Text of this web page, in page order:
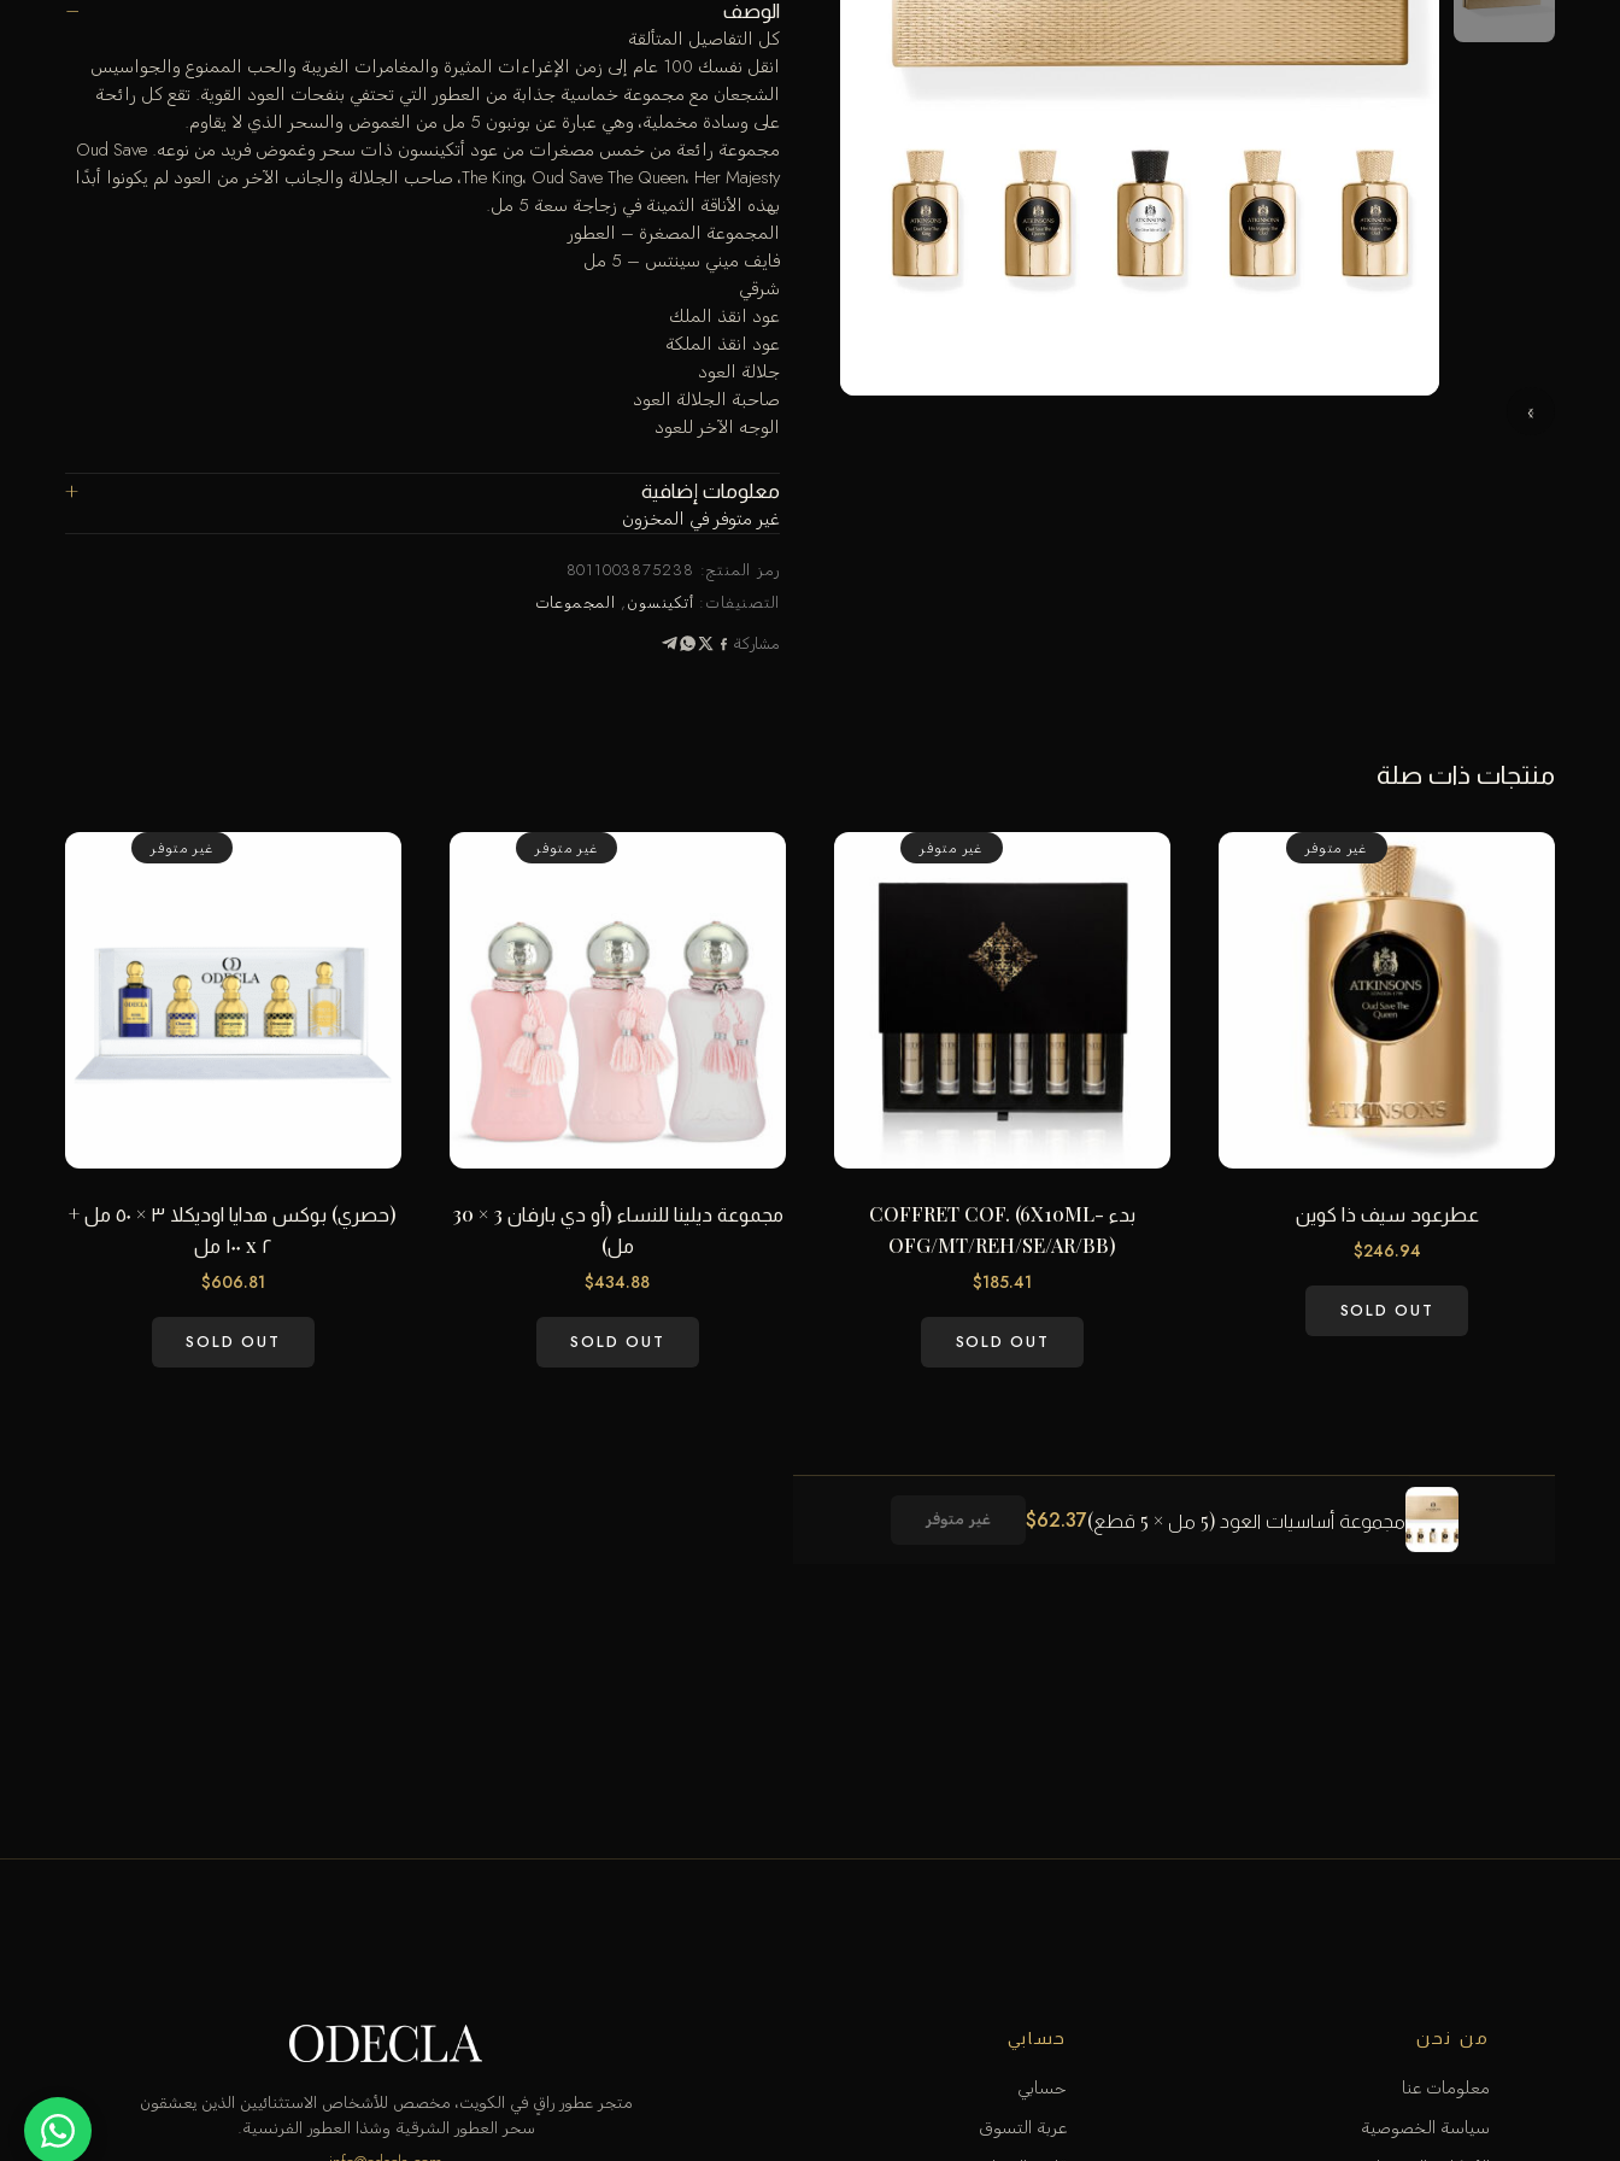
الوصف
كل التفاصيل المتألقة
انقل نفسك 100 عام إلى زمن الإغراءات المثيرة والمغامرات الغريبة والحب الممنوع والجواسيس
الشجعان مع مجموعة خماسية جذابة من العطور التي تحتفي بنفحات العود القوية. تقع كل رائحة
على وسادة مخملية، وهي عبارة عن بونبون 5 مل من الغموض والسحر الذي لا يقاوم.
مجموعة رائعة من خمس مصغرات من عود أتكينسون ذات سحر وغموض فريد من نوعه. Oud Save
The King، Oud Save The Queen، Her Majesty، صاحب الجلالة والجانب الآخر من العود لم يكونوا أبدًا
بهذه الأناقة الثمينة في زجاجة سعة 5 مل.
المجموعة المصغرة – العطور
فايف ميني سينتس – 5 مل
شرقي
عود انقذ الملك
عود انقذ الملكة
جلالة العود
صاحبة الجلالة العود
الوجه الآخر للعود
معلومات إضافية
غير متوفر في المخزون
رمز المنتج: 8011003875238
التصنيفات: أتكينسون, المجموعات
مشاركة
منتجات ذات صلة
غير متوفر
عطرعود سيف ذا كوين
$246.94
SOLD OUT
غير متوفر
بدء COFFRET COF. (6X10ML-
OFG/MT/REH/SE/AR/BB)
$185.41
SOLD OUT
غير متوفر
مجموعة ديلينا للنساء (أو دي بارفان 3 × 30
مل)
$434.88
SOLD OUT
غير متوفر
(حصري) بوكس هدايا اوديكلا ٣ × ٥٠ مل +
٢ x ١٠٠ مل
$606.81
SOLD OUT
مجموعة أساسيات العود (5 مل × 5 قطع) $62.37 غير متوفر
من نحن
معلومات عنا
سياسة الخصوصية
حسابي
حسابي
عربة التسوق
متجر عطور راقٍ في الكويت، مخصص للأشخاص الاستثنائيين الذين يعشقون
سحر العطور الشرقية وشذا العطور الفرنسية.